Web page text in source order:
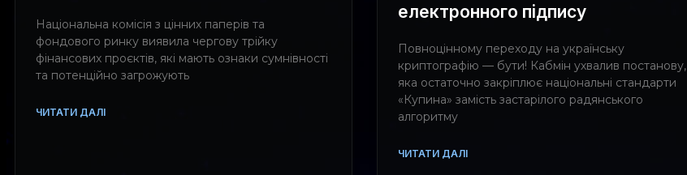
Національна комісія з цінних паперів та
фондового ринку виявила чергову трійку
фінансових проєктів, які мають ознаки сумнівності
та потенційно загрожують
ЧИТАТИ ДАЛІ
електронного підпису
Повноцінному переходу на українську
криптографію — бути! Кабмін ухвалив постанову,
яка остаточно закріплює національні стандарти
«Купина» замість застарілого радянського
алгоритму
ЧИТАТИ ДАЛІ